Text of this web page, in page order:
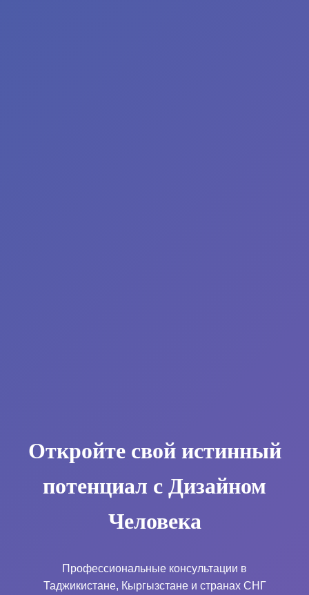
Откройте свой истинный
потенциал с Дизайном
Человека
Профессиональные консультации в
Таджикистане, Кыргызстане и странах СНГ